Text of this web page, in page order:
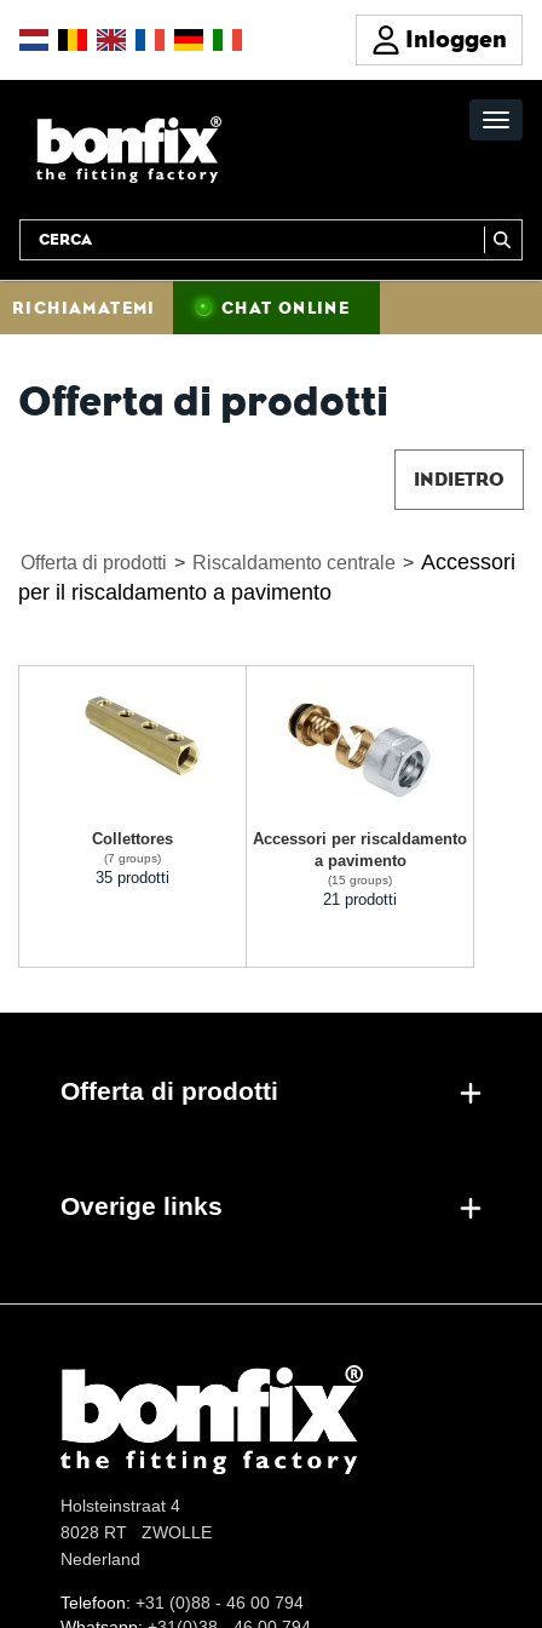
Inloggen
RICHIAMATEMI CHAT ONLINE
Offerta di prodotti
INDIETRO
Offerta di prodotti > Riscaldamento centrale > Accessori
per il riscaldamento a pavimento
Collettores
(7 groups)
35 prodotti
Accessori per riscaldamento
a pavimento
(15 groups)
21 prodotti
Offerta di prodotti
Overige links
Holsteinstraat 4
8028 RT ZWOLLE
Nederland
Telefoon: +31 (0)88 - 46 00 794